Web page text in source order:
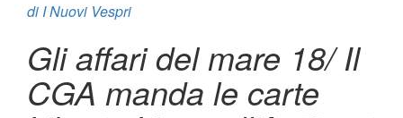
di I Nuovi Vespri
Gli affari del mare 18/ Il
CGA manda le carte